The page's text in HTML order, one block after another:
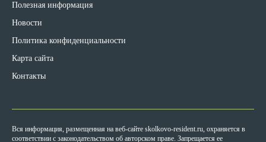
Полезная информация
Новости
Политика конфиденциальности
Карта сайта
Контакты
Вся информация, размещенная на веб-сайте skolkovo-resident.ru, охраняется в
соответствии с законодательством об авторском праве. Запрещается ее